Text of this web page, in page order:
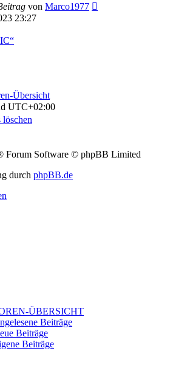
von Marco1977
23:27
Übersicht
UTC+02:00
Forum Software © phpBB Limited
durch phpBB.de
ÜBERSICHT
Beiträge
Beiträge
Beiträge